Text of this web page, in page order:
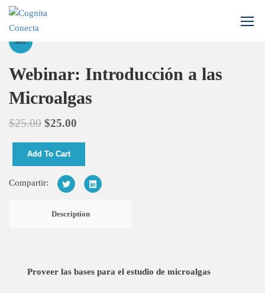
Sale!
Webinar: Introducción a las
Microalgas
$25.00 $25.00
Add To Cart
Compartir:
Description
Proveer las bases para el estudio de microalgas